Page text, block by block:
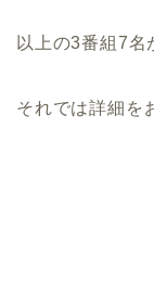
以上の3番組7名
それでは詳細を